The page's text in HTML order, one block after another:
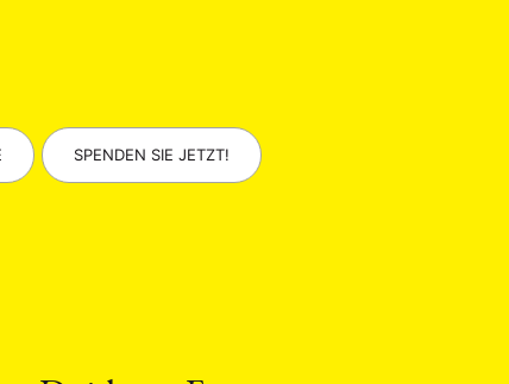
SPENDEN SIE JETZT!